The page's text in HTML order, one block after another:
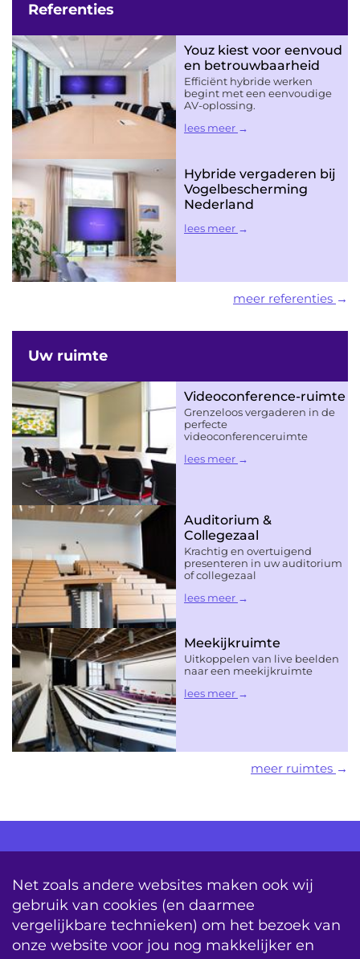
Referenties
Youz kiest voor eenvoud
en betrouwbaarheid
Efficiënt hybride werken
begint met een eenvoudige
AV-oplossing.
lees meer
Hybride vergaderen bij
Vogelbescherming
Nederland
lees meer
meer referenties
Uw ruimte
Videoconference-ruimte
Grenzeloos vergaderen in de
perfecte
videoconferenceruimte
lees meer
Auditorium &
Collegezaal
Krachtig en overtuigend
presenteren in uw auditorium
of collegezaal
lees meer
Meekijkruimte
Uitkoppelen van live beelden
naar een meekijkruimte
lees meer
meer ruimtes
AV Consultancy Opleiding
Detachering
Storing & Onderhoud
Onderhoudscontracten
System Updates
Net zoals andere websites maken ook wij
gebruik van cookies (en daarmee
vergelijkbare technieken) om het bezoek van
onze website voor jou nog makkelijker en